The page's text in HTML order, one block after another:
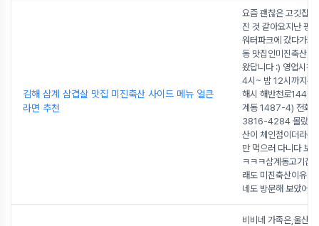
김해 삼계 삼겹살 맛집 미진축산 사이드 메뉴 얼큰
라면 추천
요즘 괜찮은 고깃집
진 것 같아요지난 평
워터파크에 갔다가저
동 맛집인미진축산에
왔답니다 :) 영업시간:
4시~ 밤 12시까지위
해시 해반천로144번
계동 1487-4) 전화:
3816-4284 몰랐는
산이 체인점이더라구
만 먹으러 다니다 보
ㅋㅋㅋ삼계동고기집
래도 미진축산이유명
네도 방문해 보았어요!
비비네 가족은,울산